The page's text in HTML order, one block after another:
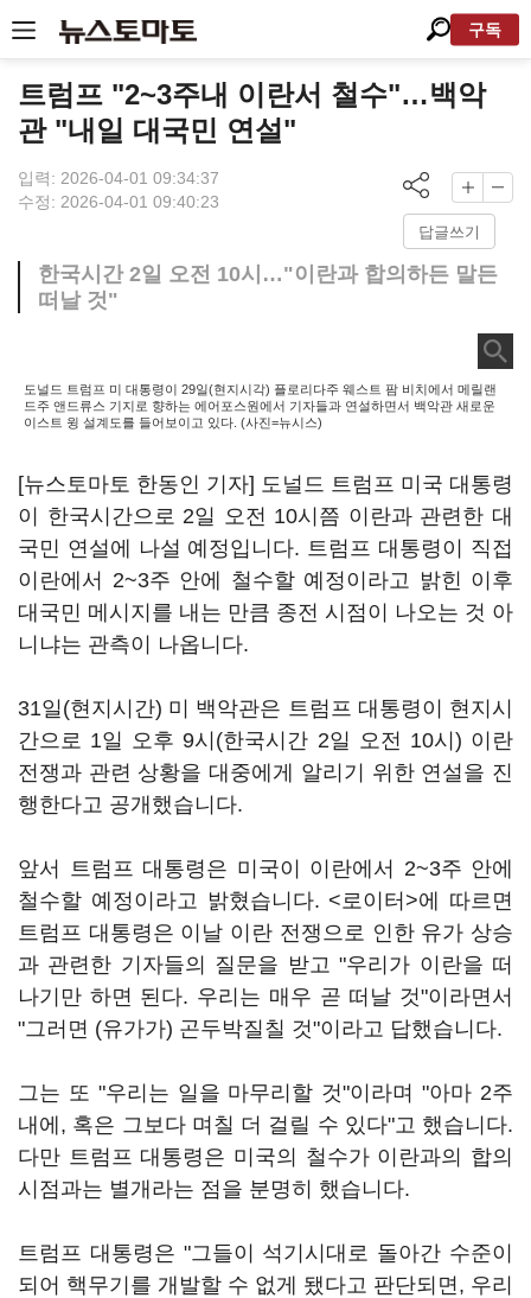
구독
트럼프 "2~3주내 이란서 철수"…백악
관 "내일 대국민 연설"
입력: 2026-04-01 09:34:37
수정: 2026-04-01 09:40:23
답글쓰기
한국시간 2일 오전 10시…"이란과 합의하든 말든
떠날 것"
도널드 트럼프 미 대통령이 29일(현지시각) 플로리다주 웨스트 팜 비치에서 메릴랜
드주 앤드류스 기지로 향하는 에어포스원에서 기자들과 연설하면서 백악관 새로운
이스트 윙 설계도를 들어보이고 있다. (사진=뉴시스)
[뉴스토마토 한동인 기자] 도널드 트럼프 미국 대통령
이 한국시간으로 2일 오전 10시쯤 이란과 관련한 대
국민 연설에 나설 예정입니다. 트럼프 대통령이 직접
이란에서 2~3주 안에 철수할 예정이라고 밝힌 이후
대국민 메시지를 내는 만큼 종전 시점이 나오는 것 아
니냐는 관측이 나옵니다.
31일(현지시간) 미 백악관은 트럼프 대통령이 현지시
간으로 1일 오후 9시(한국시간 2일 오전 10시) 이란
전쟁과 관련 상황을 대중에게 알리기 위한 연설을 진
행한다고 공개했습니다.
앞서 트럼프 대통령은 미국이 이란에서 2~3주 안에
철수할 예정이라고 밝혔습니다. <로이터>에 따르면
트럼프 대통령은 이날 이란 전쟁으로 인한 유가 상승
과 관련한 기자들의 질문을 받고 "우리가 이란을 떠
나기만 하면 된다. 우리는 매우 곧 떠날 것"이라면서
"그러면 (유가가) 곤두박질칠 것"이라고 답했습니다.
그는 또 "우리는 일을 마무리할 것"이라며 "아마 2주
내에, 혹은 그보다 며칠 더 걸릴 수 있다"고 했습니다.
다만 트럼프 대통령은 미국의 철수가 이란과의 합의
시점과는 별개라는 점을 분명히 했습니다.
트럼프 대통령은 "그들이 석기시대로 돌아간 수준이
되어 핵무기를 개발할 수 없게 됐다고 판단되면, 우리